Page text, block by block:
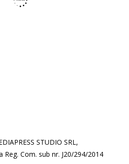
STUDIO SRL,
Reg. Com. sub nr. J20/294/2014